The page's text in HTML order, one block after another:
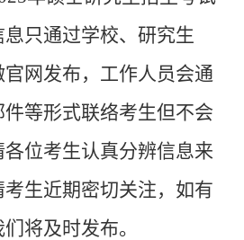
只通过学校、研究生
网发布，工作人员会通
等形式联络考生但不会
位考生认真分辨信息来
生近期密切关注，如有
将及时发布。